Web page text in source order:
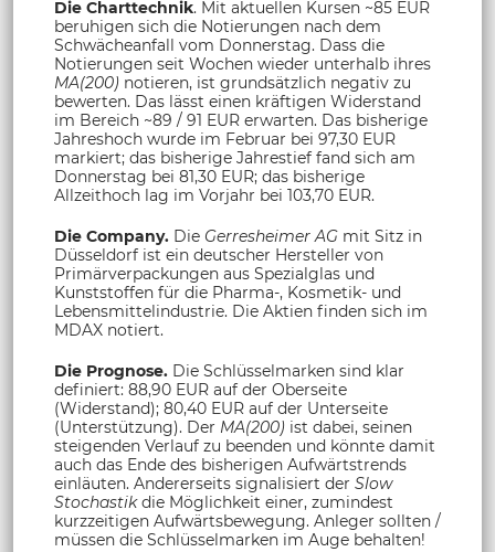
Die Charttechnik. Mit aktuellen Kursen ~85 EUR
beruhigen sich die Notierungen nach dem
Schwächeanfall vom Donnerstag. Dass die
Notierungen seit Wochen wieder unterhalb ihres
MA(200) notieren, ist grundsätzlich negativ zu
bewerten. Das lässt einen kräftigen Widerstand
im Bereich ~89 / 91 EUR erwarten. Das bisherige
Jahreshoch wurde im Februar bei 97,30 EUR
markiert; das bisherige Jahrestief fand sich am
Donnerstag bei 81,30 EUR; das bisherige
Allzeithoch lag im Vorjahr bei 103,70 EUR.
Die Company. Die Gerresheimer AG mit Sitz in
Düsseldorf ist ein deutscher Hersteller von
Primärverpackungen aus Spezialglas und
Kunststoffen für die Pharma-, Kosmetik- und
Lebensmittelindustrie. Die Aktien finden sich im
MDAX notiert.
Die Prognose. Die Schlüsselmarken sind klar
definiert: 88,90 EUR auf der Oberseite
(Widerstand); 80,40 EUR auf der Unterseite
(Unterstützung). Der MA(200) ist dabei, seinen
steigenden Verlauf zu beenden und könnte damit
auch das Ende des bisherigen Aufwärtstrends
einläuten. Andererseits signalisiert der Slow
Stochastikdie Möglichkeit einer, zumindest
kurzzeitigen Aufwärtsbewegung. Anleger sollten /
müssen die Schlüsselmarken im Auge behalten!